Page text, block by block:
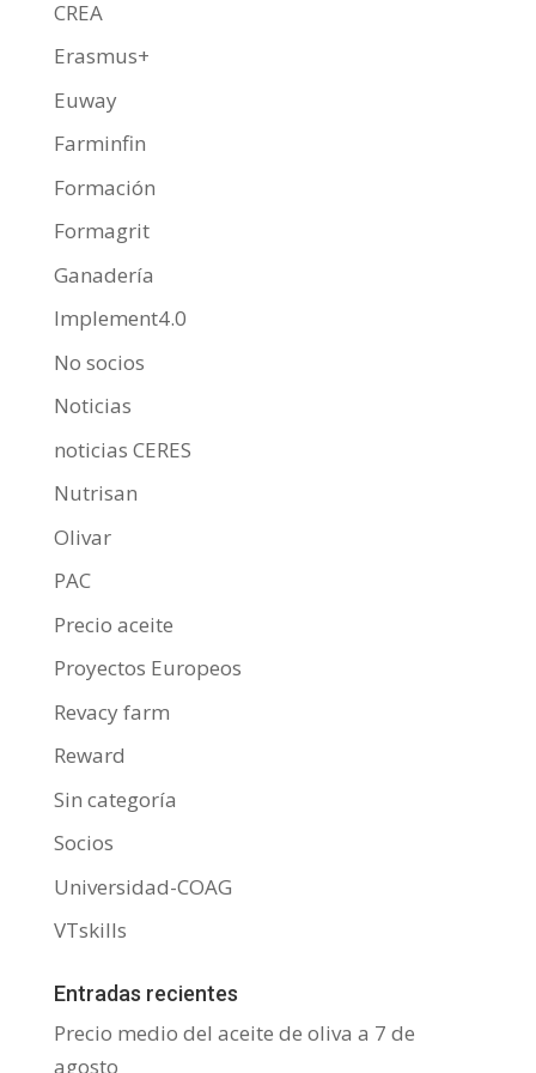
CREA
Erasmus+
Euway
Farminfin
Formación
Formagrit
Ganadería
Implement4.0
No socios
Noticias
noticias CERES
Nutrisan
Olivar
PAC
Precio aceite
Proyectos Europeos
Revacy farm
Reward
Sin categoría
Socios
Universidad-COAG
VTskills
Entradas recientes
Precio medio del aceite de oliva a 7 de
agosto